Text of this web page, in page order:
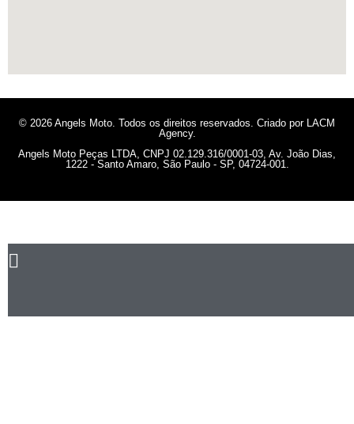
© 2026 Angels Moto. Todos os direitos reservados. Criado por LACM
Agency.
Angels Moto Peças LTDA, CNPJ 02.129.316/0001-03, Av. João Dias,
1222 - Santo Amaro, São Paulo - SP, 04724-001.